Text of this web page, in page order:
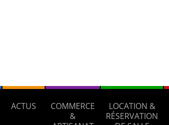
ACTUS
COMMERCE
&
LOCATION &
RÉSERVATION